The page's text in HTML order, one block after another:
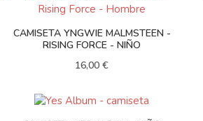
CAMISETA YNGWIE MALMSTEEN -
RISING FORCE - NIÑO
16,00 €